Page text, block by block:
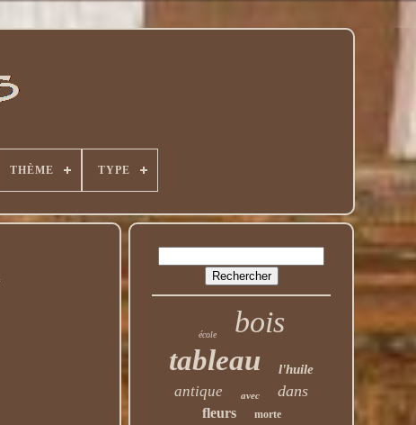
THÈME TYPE
école bois
tableau l'huile
antique avec dans
fleurs morte